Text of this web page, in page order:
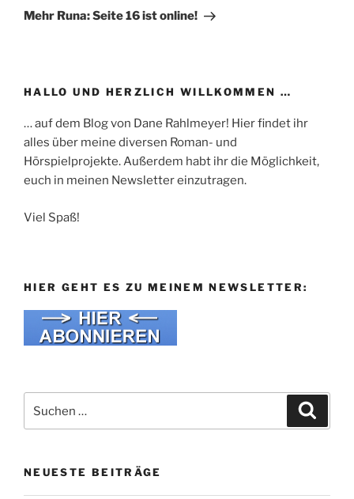
Beitrag
Mehr Runa: Seite 16 ist online!
HALLO UND HERZLICH WILLKOMMEN …
… auf dem Blog von Dane Rahlmeyer! Hier findet ihr
alles über meine diversen Roman- und
Hörspielprojekte. Außerdem habt ihr die Möglichkeit,
euch in meinen Newsletter einzutragen.
Viel Spaß!
HIER GEHT ES ZU MEINEM NEWSLETTER:
nach:
NEUESTE BEITRÄGE